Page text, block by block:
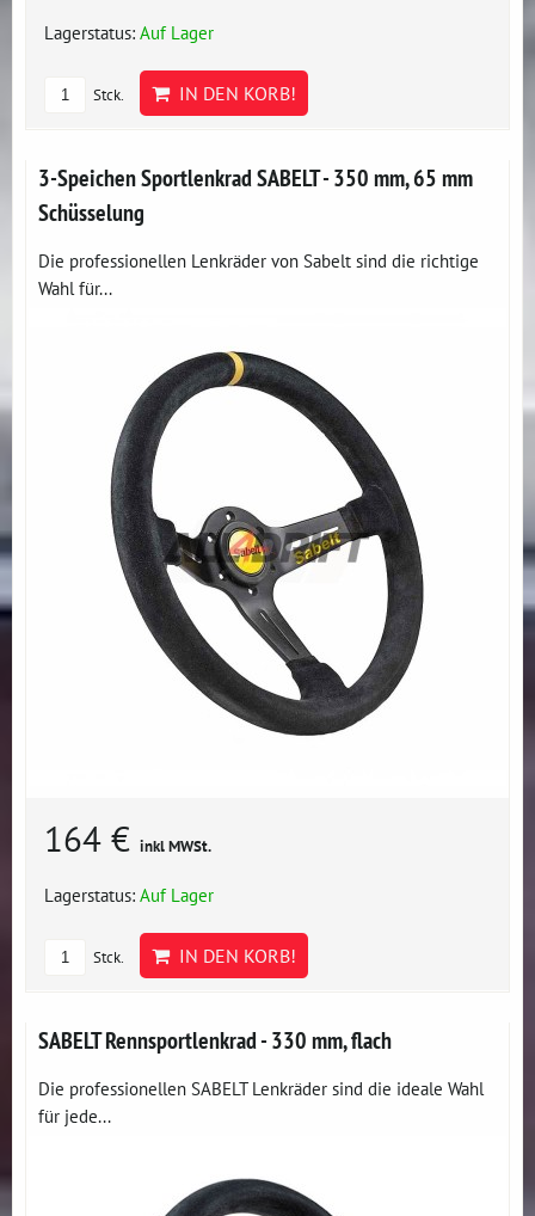
Lagerstatus: Auf Lager
Stck. IN DEN KORB!
3-Speichen Sportlenkrad SABELT - 350 mm, 65 mm
Schüsselung
Die professionellen Lenkräder von Sabelt sind die richtige
Wahl für...
164 € inkl MWSt.
Lagerstatus: Auf Lager
Stck. IN DEN KORB!
SABELT Rennsportlenkrad - 330 mm, flach
Die professionellen SABELT Lenkräder sind die ideale Wahl
für jede...